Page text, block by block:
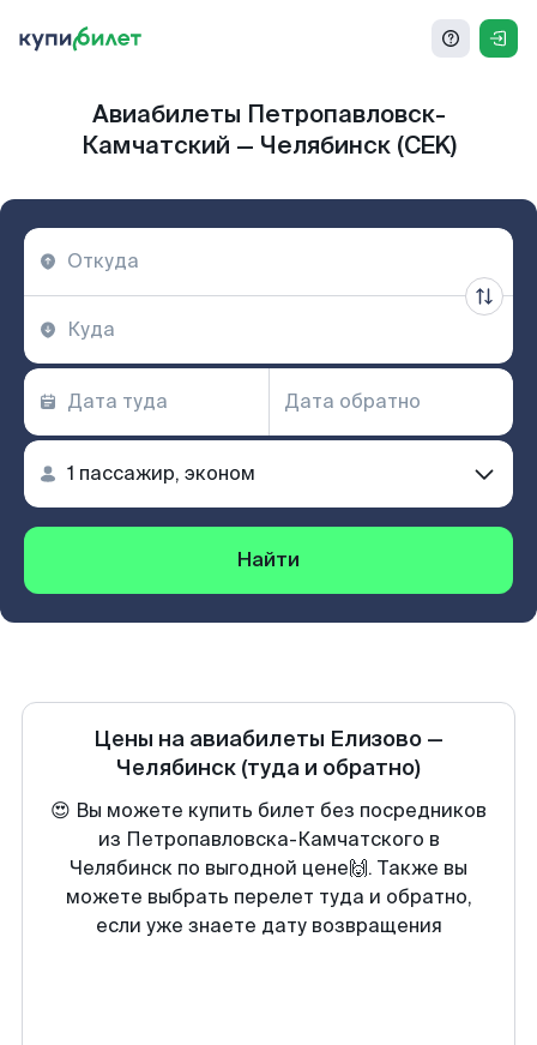
Авиабилеты Петропавловск-
Камчатский — Челябинск (CEK)
Найти
Цены на авиабилеты Елизово —
Челябинск (туда и обратно)
😍 Вы можете купить билет без посредников
из Петропавловска-Камчатского в
Челябинск по выгодной цене🙌. Также вы
можете выбрать перелет туда и обратно,
если уже знаете дату возвращения